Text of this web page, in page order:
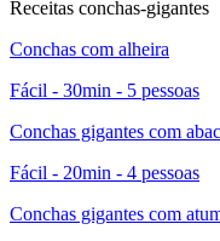
Receitas conchas-gigantes
Conchas com alheira
Fácil - 30min - 5 pessoas
Conchas gigantes com
Fácil - 20min - 4 pessoas
Conchas gigantes com